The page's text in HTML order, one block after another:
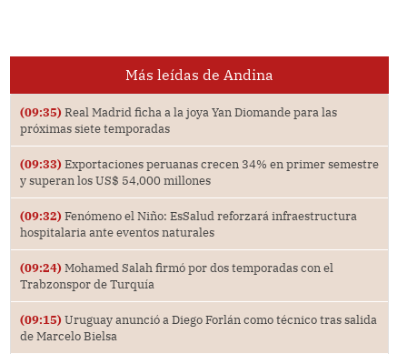
Más leídas de Andina
(09:35) Real Madrid ficha a la joya Yan Diomande para las
próximas siete temporadas
(09:33) Exportaciones peruanas crecen 34% en primer semestre
y superan los US$ 54,000 millones
(09:32) Fenómeno el Niño: EsSalud reforzará infraestructura
hospitalaria ante eventos naturales
(09:24) Mohamed Salah firmó por dos temporadas con el
Trabzonspor de Turquía
(09:15) Uruguay anunció a Diego Forlán como técnico tras salida
de Marcelo Bielsa